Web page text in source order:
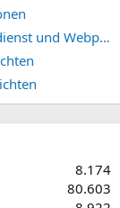
Synology DSM 7.2/7.3, Web Station 4, Webdienst und Webportal erstellen (ehemals vHost)
8.174
80.603